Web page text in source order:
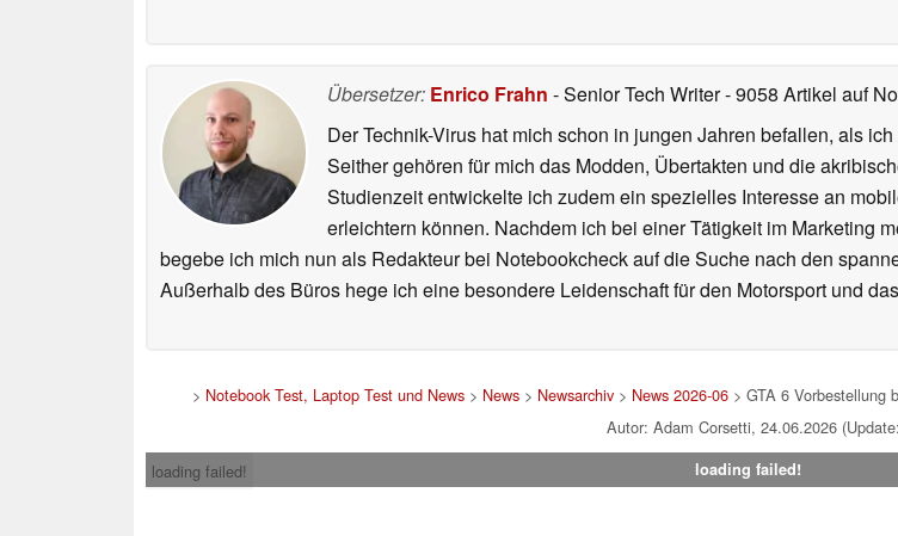
Übersetzer: Enrico Frahn - Senior Tech Writer- 9058 Artikel auf
Der Technik-Virus hat mich schon in jungen Jahren befallen, als
Seither gehören für mich das Modden, Übertakten und die
Studienzeit entwickelte ich zudem ein spezielles Interesse an
erleichtern können. Nachdem ich bei einer Tätigkeit im Marketing
begebe ich mich nun als Redakteur bei Notebookcheck auf die Suche nach den
Außerhalb des Büros hege ich eine besondere Leidenschaft für den Motorsport und
> Notebook Test, Laptop Test und News > News > Newsarchiv > News 2026-06 > GTA 6 Vorbestellung
Autor: Adam Corsetti, 24.06.2026
loading failed!
loading failed!